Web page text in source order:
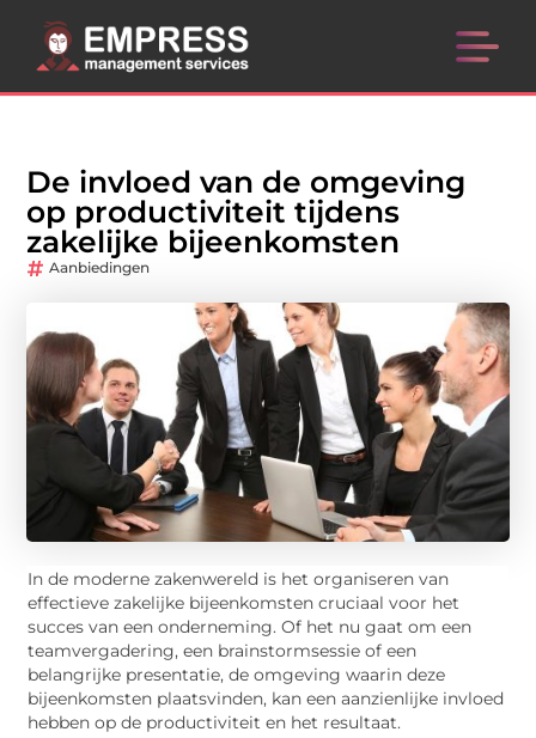
De invloed van de omgeving
op productiviteit tijdens
zakelijke bijeenkomsten
Aanbiedingen
In de moderne zakenwereld is het organiseren van
effectieve zakelijke bijeenkomsten cruciaal voor het
succes van een onderneming. Of het nu gaat om een
teamvergadering, een brainstormsessie of een
belangrijke presentatie, de omgeving waarin deze
bijeenkomsten plaatsvinden, kan een aanzienlijke invloed
hebben op de productiviteit en het resultaat.